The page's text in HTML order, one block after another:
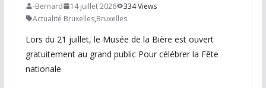
-Bernard 14 juillet 2026
334 Views
Actualité Bruxelles,Bruxelles
Lors du 21 juillet, le Musée de la Bière est ouvert
gratuitement au grand public Pour célébrer la Fête
nationale